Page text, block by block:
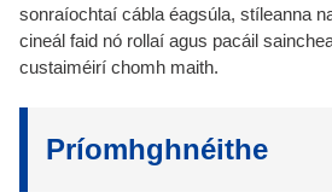
sonraíochtaí cábla éagsúla, stíleanna
cineál faid nó rollaí agus pacáil
custaiméirí chomh maith.
Príomhghnéithe
Seachadadh in am
• Leanfaimid orainn ag
comhlíonadh spriocdhátaí gach
• Conarthaí le raon leathan
sheoltóirí loingseoireachta aeir go
2. Próiseas Éileamh Barántais:
Lean an próiseas thíos le haghaidh éilimh
éilimh bharántais trí theagmháil a dhéanamh